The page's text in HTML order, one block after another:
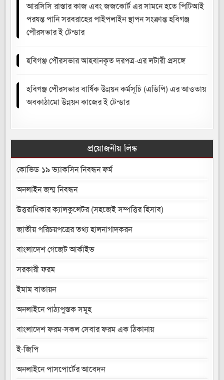
আরসিসি রাস্তার কাজ এবং জজকোর্ট এর সামনে হতে পিটিআই
পরযন্ত পানি সরবরাহের পাইপলাইন স্থাপন সংক্রান্ত হবিগঞ্জ
পৌরসভার ই টেন্ডার
হবিগঞ্জ পৌরসভার আহবানকৃত দরপত্র-এর লটারী প্রসঙ্গে
হবিগঞ্জ পৌরসভার বার্ষিক উন্নয়ন কর্মসূচি (এডিপি) এর আওতায়
অবকাঠামো উন্নয়ন কাজের ই টেন্ডার
প্রয়োজনীয় লিঙ্ক
কোভিড-১৯ ভ্যাকসিন নিবন্ধন ফর্ম
অনলাইন জন্ম নিবন্ধন
উত্তরাধিকার ক্যালকুলেটর (সহজেই সম্পত্তির হিসাব)
জাতীয় পরিচয়পত্রের তথ্য হালনাগাদকরন
বাংলাদেশ গেজেট আর্কাইভ
সরকারী ফরম
ইমাম বাতায়ন
অনলাইনে পাঠ্যপুস্তক সমূহ
বাংলাদেশ ফরম-সকল সেবার ফরম এক ঠিকানায়
ই-জিপি
অনলাইনে পাসপোর্টের আবেদন